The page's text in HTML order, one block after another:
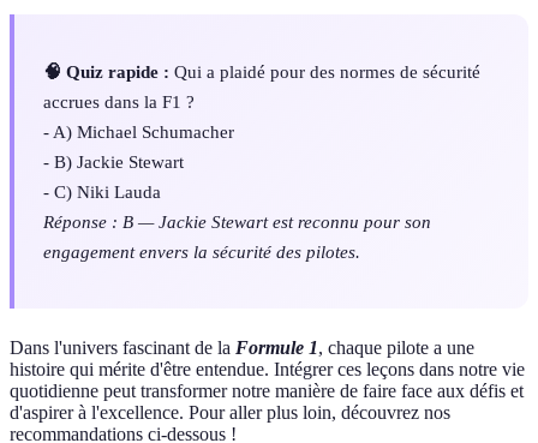
🧠 Quiz rapide : Qui a plaidé pour des normes de sécurité
accrues dans la F1 ?
- A) Michael Schumacher
- B) Jackie Stewart
- C) Niki Lauda
Réponse : B — Jackie Stewart est reconnu pour son
engagement envers la sécurité des pilotes.
Dans l'univers fascinant de la Formule 1, chaque pilote a une
histoire qui mérite d'être entendue. Intégrer ces leçons dans notre vie
quotidienne peut transformer notre manière de faire face aux défis et
d'aspirer à l'excellence. Pour aller plus loin, découvrez nos
recommandations ci-dessous !